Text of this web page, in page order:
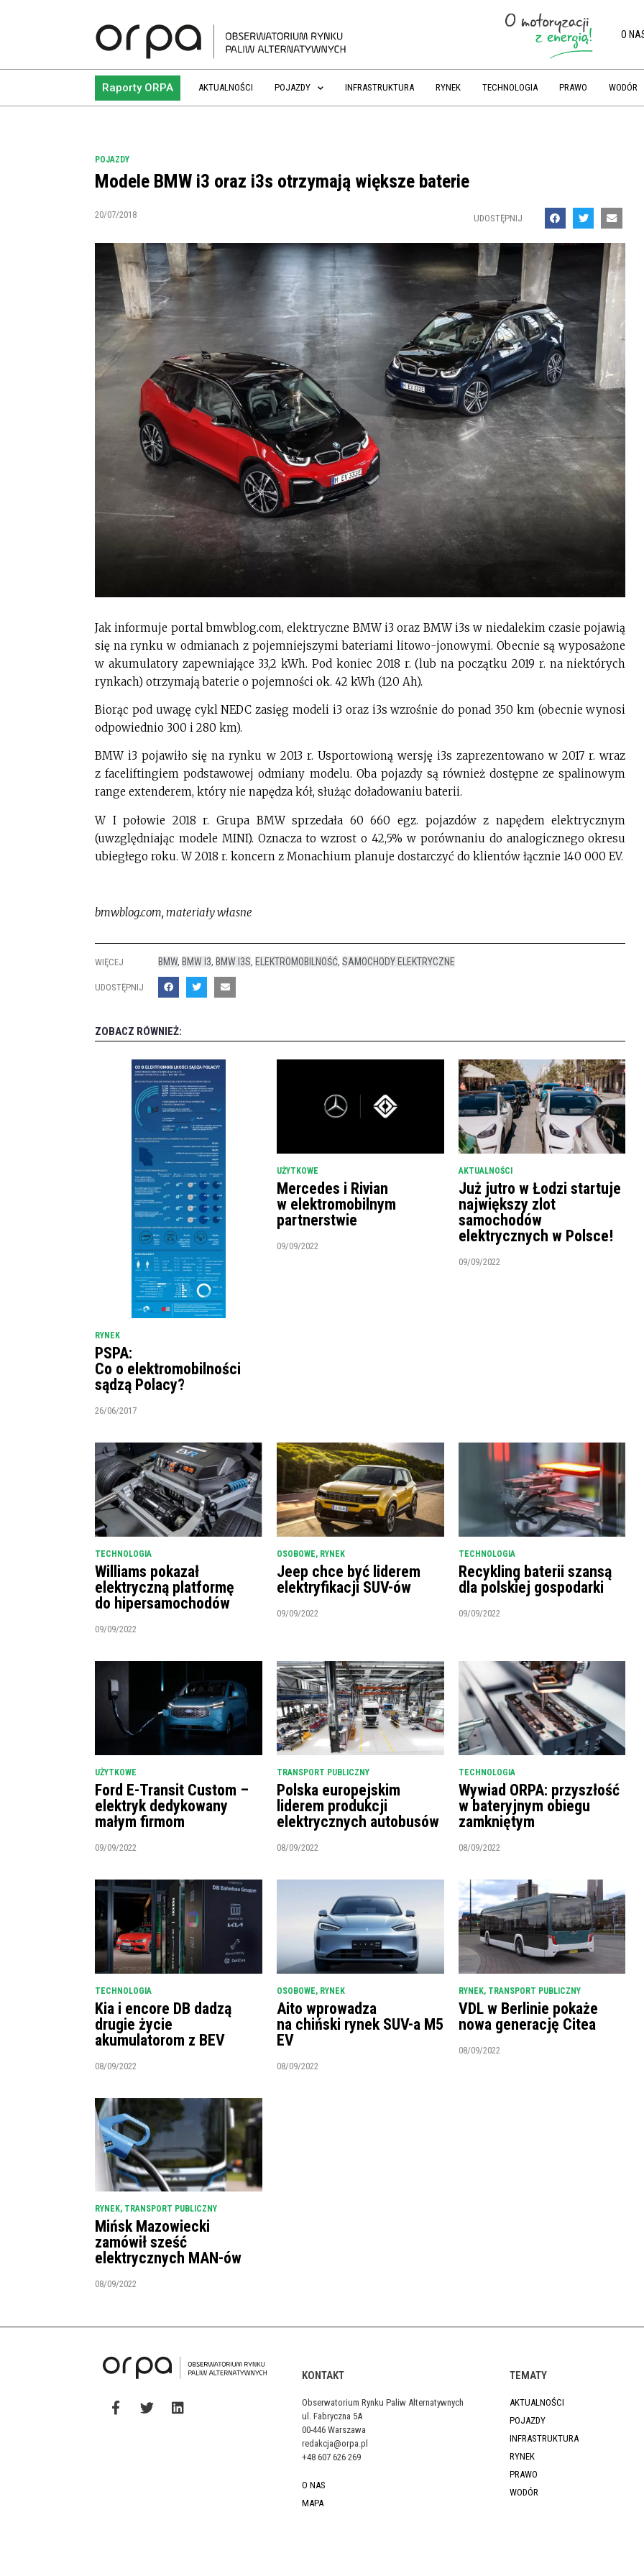
O
Raporty ORPA AKTUALNOŚCI POJAZDY INFRASTRUKTURA RYNEK TECHNOLOGIA PRAWO WODÓR
POJAZDY
Modele BMW i3 oraz i3s otrzymają większe baterie
20/07/2018 UDOSTĘPNIJ
Jak informuje portal bmwblog.com, elektryczne BMW i3 oraz BMW i3s w niedalekim czasie pojawią
się na rynku w odmianach z pojemniejszymi bateriami litowo-jonowymi. Obecnie są wyposażone
w akumulatory zapewniające 33,2 kWh. Pod koniec 2018 r. (lub na początku 2019 r. na niektórych
rynkach) otrzymają baterie o pojemności ok. 42 kWh (120 Ah).
Biorąc pod uwagę cykl NEDC zasięg modeli i3 oraz i3s wzrośnie do ponad 350 km (obecnie wynosi
odpowiednio 300 i 280 km).
BMW i3 pojawiło się na rynku w 2013 r. Usportowioną wersję i3s zaprezentowano w 2017 r. wraz
z faceliftingiem podstawowej odmiany modelu. Oba pojazdy są również dostępne ze spalinowym
range extenderem, który nie napędza kół, służąc doładowaniu baterii.
W I połowie 2018 r. Grupa BMW sprzedała 60 660 egz. pojazdów z napędem elektrycznym
(uwzględniając modele MINI). Oznacza to wzrost o 42,5% w porównaniu do analogicznego okresu
ubiegłego roku. W 2018 r. koncern z Monachium planuje dostarczyć do klientów łącznie 140 000 EV.
bmwblog.com, materiały własne
WIĘCEJ BMW, BMW I3, BMW I3S, ELEKTROMOBILNOŚĆ, SAMOCHODY ELEKTRYCZNE
UDOSTĘPNIJ
ZOBACZ RÓWNIEŻ:
RYNEK
PSPA:
Co o elektromobilności
sądzą Polacy?
26/06/2017
UŻYTKOWE
Mercedes i Rivian
w elektromobilnym
partnerstwie
09/09/2022
AKTUALNOŚCI
Już jutro w Łodzi startuje
największy zlot
samochodów
elektrycznych w Polsce!
09/09/2022
TECHNOLOGIA
Williams pokazał
elektryczną platformę
do hipersamochodów
09/09/2022
OSOBOWE, RYNEK
Jeep chce być liderem
elektryfikacji SUV-ów
09/09/2022
TECHNOLOGIA
Recykling baterii szansą
dla polskiej gospodarki
09/09/2022
UŻYTKOWE
Ford E-Transit Custom –
elektryk dedykowany
małym firmom
09/09/2022
TRANSPORT PUBLICZNY
Polska europejskim
liderem produkcji
elektrycznych autobusów
08/09/2022
TECHNOLOGIA
Wywiad ORPA: przyszłość
w bateryjnym obiegu
zamkniętym
08/09/2022
TECHNOLOGIA
Kia i encore DB dadzą
drugie życie
akumulatorom z BEV
08/09/2022
OSOBOWE, RYNEK
Aito wprowadza
na chiński rynek SUV-a M5
EV
08/09/2022
RYNEK, TRANSPORT PUBLICZNY
VDL w Berlinie pokaże
nowa generację Citea
08/09/2022
RYNEK, TRANSPORT PUBLICZNY
Mińsk Mazowiecki
zamówił sześć
elektrycznych MAN-ów
08/09/2022
KONTAKT
Obserwatorium Rynku Paliw Alternatywnych
ul. Fabryczna 5A
00-446 Warszawa
redakcja@orpa.pl
+48 607 626 269
O NAS
MAPA
TEMATY
AKTUALNOŚCI
POJAZDY
INFRASTRUKTURA
RYNEK
PRAWO
WODÓR